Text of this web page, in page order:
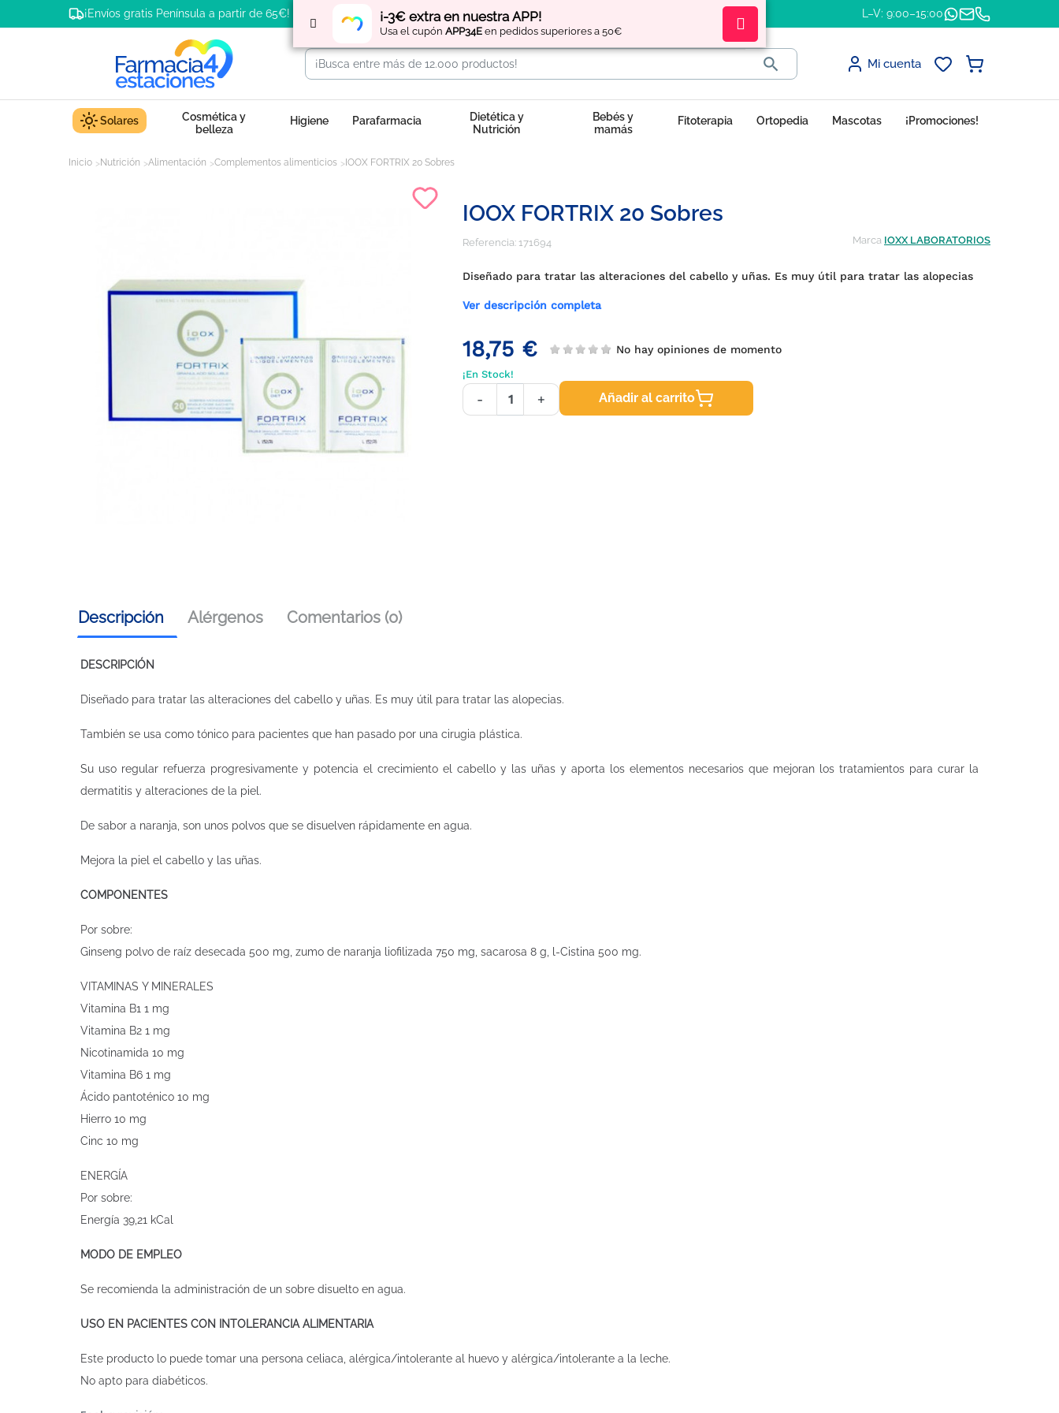
¡-3€ extra en nuestra APP!
Usa el cupón APP34E en pedidos superiores a 50€
¡Envíos gratis Península a partir de 65€! Regístratey obtén L–V: 9:00–15:00
 Mi cuenta
Solares
Cosmética y
belleza
Higiene Parafarmacia
Dietética y
Nutrición
Bebés y
mamás
Fitoterapia Ortopedia Mascotas ¡Promociones!
Inicio Nutrición Alimentación Complementos alimenticios IOOX FORTRIX 20 Sobres
IOOX FORTRIX 20 Sobres
Referencia: 171694 Marca IOXX LABORATORIOS
Diseñado para tratar las alteraciones del cabello y uñas. Es muy útil para tratar las alopecias
Ver descripción completa
18,75 € No hay opiniones de momento
¡En Stock!
- + Añadir al carrito
Descripción Alérgenos Comentarios (0)
DESCRIPCIÓN
Diseñado para tratar las alteraciones del cabello y uñas. Es muy útil para tratar las alopecias.
También se usa como tónico para pacientes que han pasado por una cirugia plástica.
Su uso regular refuerza progresivamente y potencia el crecimiento el cabello y las uñas y aporta los elementos necesarios que mejoran los tratamientos para curar la
dermatitis y alteraciones de la piel.
De sabor a naranja, son unos polvos que se disuelven rápidamente en agua.
Mejora la piel el cabello y las uñas.
COMPONENTES
Por sobre:
Ginseng polvo de raíz desecada 500 mg, zumo de naranja liofilizada 750 mg, sacarosa 8 g, l-Cistina 500 mg.
VITAMINAS Y MINERALES
Vitamina B1 1 mg
Vitamina B2 1 mg
Nicotinamida 10 mg
Vitamina B6 1 mg
Ácido pantoténico 10 mg
Hierro 10 mg
Cinc 10 mg
ENERGÍA
Por sobre:
Energía 39,21 kCal
MODO DE EMPLEO
Se recomienda la administración de un sobre disuelto en agua.
USO EN PACIENTES CON INTOLERANCIA ALIMENTARIA
Este producto lo puede tomar una persona celiaca, alérgica/intolerante al huevo y alérgica/intolerante a la leche.
No apto para diabéticos.